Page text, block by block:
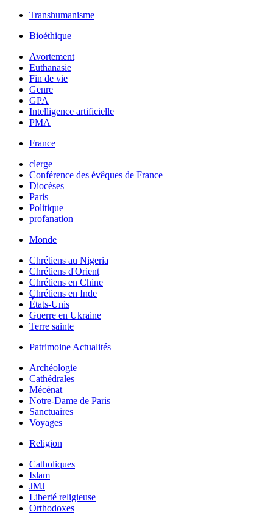
Transhumanisme
Bioéthique
Avortement
Euthanasie
Fin de vie
Genre
GPA
Intelligence artificielle
PMA
France
clerge
Conférence des évêques de France
Diocèses
Paris
Politique
profanation
Monde
Chrétiens au Nigeria
Chrétiens d'Orient
Chrétiens en Chine
Chrétiens en Inde
États-Unis
Guerre en Ukraine
Terre sainte
Patrimoine Actualités
Archéologie
Cathédrales
Mécénat
Notre-Dame de Paris
Sanctuaires
Voyages
Religion
Catholiques
Islam
JMJ
Liberté religieuse
Orthodoxes